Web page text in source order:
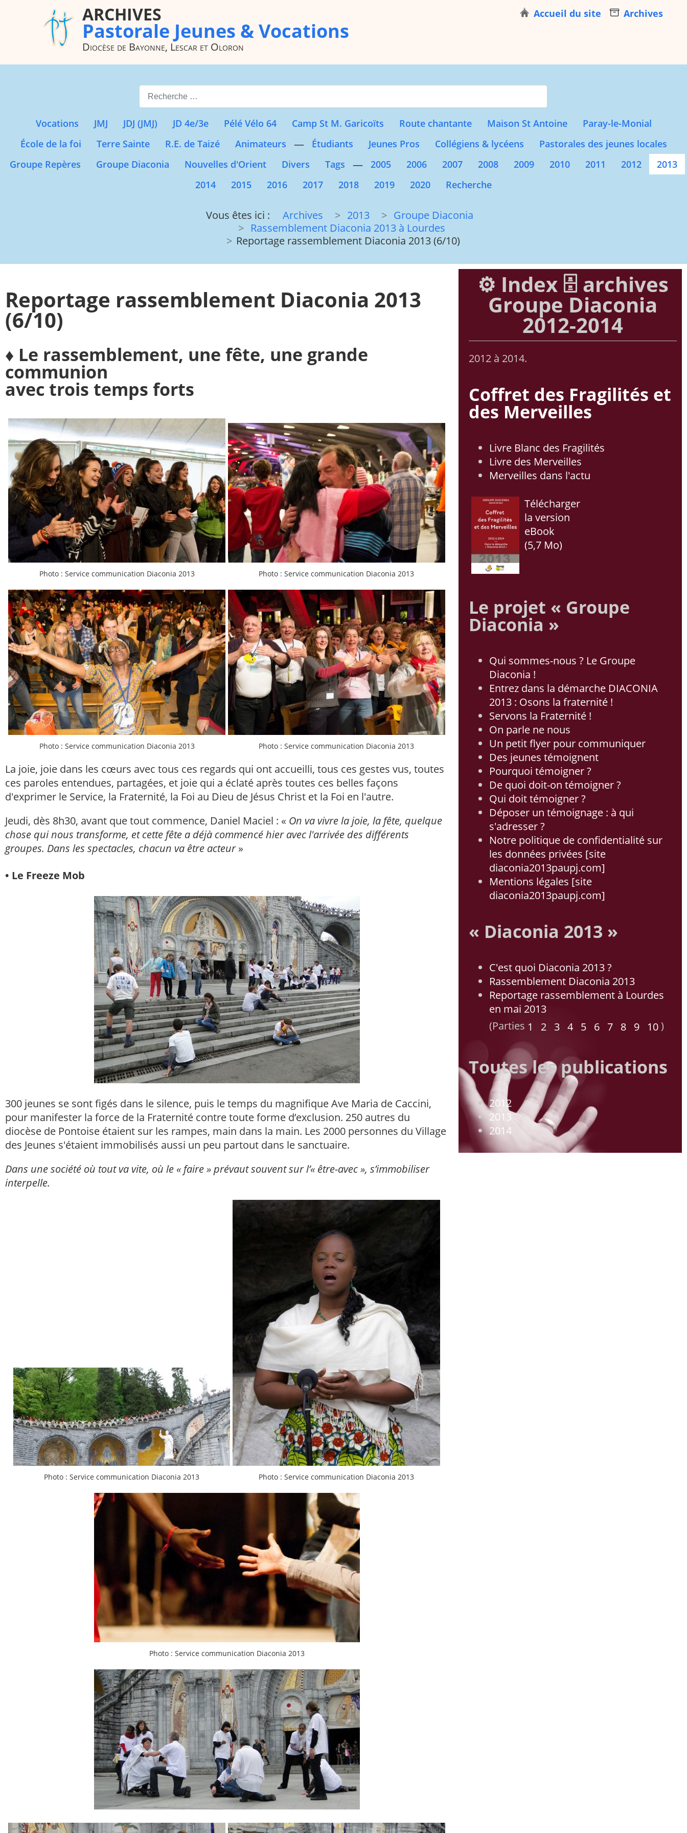
ARCHIVES
Pastorale Jeunes & Vocations
Diocèse de Bayonne, Lescar et Oloron
Accueil du site Archives
Valider
Vocations JMJ JDJ (JMJ) JD 4e/3e Pélé Vélo 64 Camp St M. Garicoïts Route chantante Maison St Antoine
Paray-le-Monial
École de la foi
Terre Sainte R.E. de Taizé Animateurs — Étudiants Jeunes Pros Collégiens & lycéens
Pastorales des jeunes locales
Groupe Repères
Groupe Diaconia Nouvelles d'Orient Divers Tags — 2005 2006 2007 2008 2009 2010 2011 2012
2013
2014
2015 2016 2017 2018 2019 2020 Recherche
Vous êtes ici : Archives 2013
Groupe Diaconia
Rassemblement Diaconia 2013 à Lourdes
Reportage rassemblement Diaconia 2013 (6/10)
Reportage rassemblement Diaconia 2013
(6/10)
♦ Le rassemblement, une fête, une grande
communion
avec trois temps forts
Photo : Service communication Diaconia 2013 Photo : Service communication Diaconia 2013
Photo : Service communication Diaconia 2013 Photo : Service communication Diaconia 2013
La joie, joie dans les cœurs avec tous ces regards qui ont accueilli, tous ces gestes vus, toutes
ces paroles entendues, partagées, et joie qui a éclaté après toutes ces belles façons
d'exprimer le Service, la Fraternité, la Foi au Dieu de Jésus Christ et la Foi en l'autre.
Jeudi, dès 8h30, avant que tout commence, Daniel Maciel : « On va vivre la joie, la fête, quelque
chose qui nous transforme, et cette fête a déjà commencé hier avec l'arrivée des différents
groupes. Dans les spectacles, chacun va être acteur»
• Le Freeze Mob
300 jeunes se sont figés dans le silence, puis le temps du magnifique Ave Maria de Caccini,
pour manifester la force de la Fraternité contre toute forme d’exclusion. 250 autres du
diocèse de Pontoise étaient sur les rampes, main dans la main. Les 2000 personnes du Village
des Jeunes s'étaient immobilisés aussi un peu partout dans le sanctuaire.
Dans une société où tout va vite, où le « faire » prévaut souvent sur l’« être-avec », s’immobiliser
interpelle.
Photo : Service communication Diaconia 2013 Photo : Service communication Diaconia 2013
Photo : Service communication Diaconia 2013
⚙️ Index 🗄️ archives
Groupe Diaconia
2012-2014
2012 à 2014.
Coffret des Fragilités et
des Merveilles
Livre Blanc des Fragilités
Livre des Merveilles
Merveilles dans l'actu
Télécharger
la version
eBook
(5,7 Mo)
Le projet « Groupe
Diaconia »
Qui sommes-nous ? Le Groupe
Diaconia !
Entrez dans la démarche DIACONIA
2013 : Osons la fraternité !
Servons la Fraternité !
On parle ne nous
Un petit flyer pour communiquer
Des jeunes témoignent
Pourquoi témoigner ?
De quoi doit-on témoigner ?
Qui doit témoigner ?
Déposer un témoignage : à qui
s'adresser ?
Notre politique de confidentialité sur
les données privées [site
diaconia2013paupj.com]
Mentions légales [site
diaconia2013paupj.com]
« Diaconia 2013 »
C'est quoi Diaconia 2013 ?
Rassemblement Diaconia 2013
Reportage rassemblement à Lourdes
en mai 2013
(Parties 1 2 3 4 5 6 7 8 9 10)
Toutes les publications
2012
2013
2014